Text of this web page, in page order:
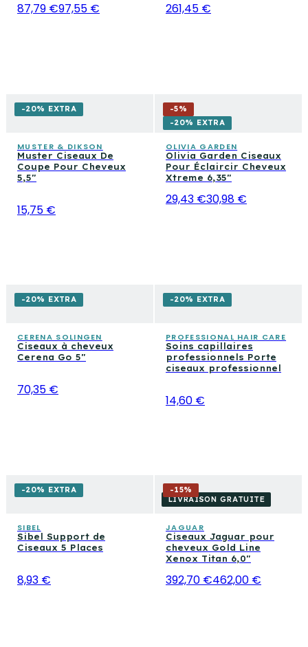
87,79 €97,55 € 261,45 €
-20% EXTRA
MUSTER & DIKSON
Muster Ciseaux De
Coupe Pour Cheveux
5,5"
15,75 €
-5%
-20% EXTRA
OLIVIA GARDEN
Olivia Garden Ciseaux
Pour Éclaircir Cheveux
Xtreme 6,35"
29,43 €30,98 €
-20% EXTRA
CERENA SOLINGEN
Ciseaux à cheveux
Cerena Go 5"
70,35 €
-20% EXTRA
PROFESSIONAL HAIR CARE
Soins capillaires
professionnels Porte
ciseaux professionnel
14,60 €
-20% EXTRA
SIBEL
Sibel Support de
Ciseaux 5 Places
8,93 €
-15%
LIVRAISON GRATUITE
JAGUAR
Ciseaux Jaguar pour
cheveux Gold Line
Xenox Titan 6,0"
392,70 €462,00 €